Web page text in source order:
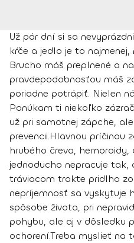
Už pár dní si sa
kŕče a jedlo je to
Brucho máš preplnené a
pravdepodobnosťou máš
poriadne potrápiť. Nielen
Ponúkam ti niekoľko
už pri samotnej zápche,
prevencii.Hlavnou príčinou
hrubého čreva, hemoroidy,
jednoducho nepracuje
tráviacom trakte pridlho
nepríjemnosť sa vyskytuje
spôsobe života, pri
pohybu, ale aj v dôsledku
ochorení.Treba myslieť na